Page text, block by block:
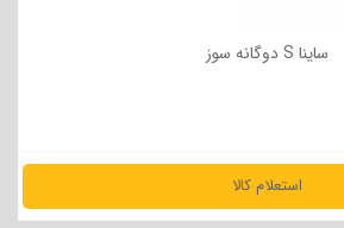
ساینا S دوگانه سوز
استعلام کالا